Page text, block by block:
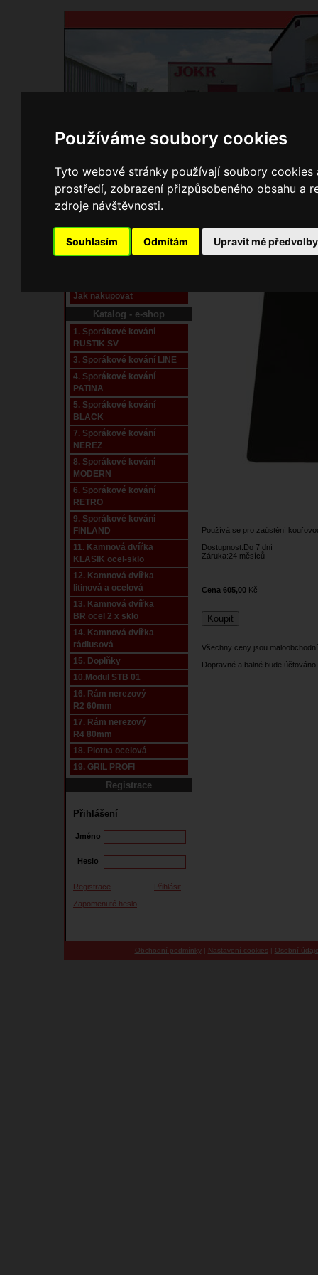
Používáme soubory cookies
Tyto webové stránky používají soubory
prostředí, zobrazení přizpůsobeného obsahu a
zdroje návštěvnosti.
Souhlasím Odmítám Upravit mé předvolby
Domů Kontakty Přihlášení Ke
Pracoviště laser
Nové pracoviště firmy
Jak nakupovat
Katalog - e-shop
1. Sporákové kování
RUSTIK SV
3. Sporákové kování LINE
4. Sporákové kování
PATINA
5. Sporákové kování
BLACK
7. Sporákové kování
NEREZ
8. Sporákové kování
MODERN
6. Sporákové kování
RETRO
9. Sporákové kování
FINLAND
11. Kamnová dvířka
KLASIK ocel-sklo
12. Kamnová dvířka
litinová a ocelová
13. Kamnová dvířka
BR ocel 2 x sklo
14. Kamnová dvířka
rádiusová
15. Doplňky
10.Modul STB 01
16. Rám nerezový
R2 60mm
17. Rám nerezový
R4 80mm
18. Plotna ocelová
19. GRIL PROFI
Registrace
Přihlášení
Jméno
Heslo
Registrace
Přihlásit
Zapomenuté heslo
E-shop JOKR
Používá se pro zaústění
Dostupnost:Do 7 dní­
Záruka:24 měsíců
Cena 605,00 Kč
Všechny ceny jsou
Dopravné a balné bude
Obchodní podmínky| Nastavení cookies | Osobní